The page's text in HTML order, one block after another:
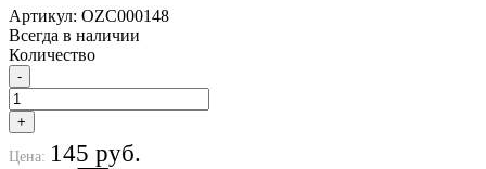
Артикул: OZC000148
Всегда в наличии
Количество
-
+
Цена: 145 руб.